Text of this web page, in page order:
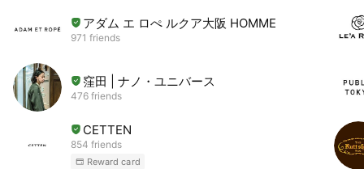
アダム エ ロぺ ルクア大阪 HOMME
971 friends
窪田 | ナノ・ユニバース
476 friends
CETTEN
854 friends
Reward card